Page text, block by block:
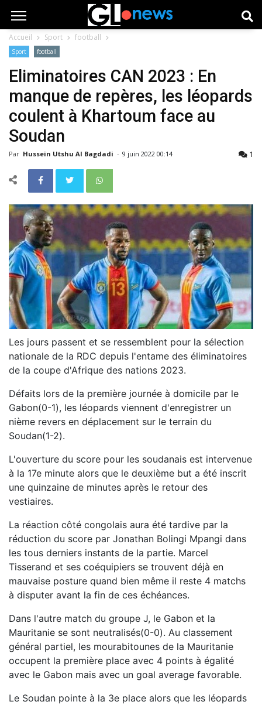
Accueil Sport football
Sport football
Eliminatoires CAN 2023 : En
manque de repères, les léopards
coulent à Khartoum face au
Soudan
Par Hussein Utshu Al Bagdadi - 9 juin 2022 00:14 1
Les jours passent et se ressemblent pour la sélection
nationale de la RDC depuis l'entame des éliminatoires
de la coupe d'Afrique des nations 2023.
Défaits lors de la première journée à domicile par le
Gabon(0-1), les léopards viennent d'enregistrer un
nième revers en déplacement sur le terrain du
Soudan(1-2).
L'ouverture du score pour les soudanais est intervenue
à la 17e minute alors que le deuxième but a été inscrit
une quinzaine de minutes après le retour des
vestiaires.
La réaction côté congolais aura été tardive par la
réduction du score par Jonathan Bolingi Mpangi dans
les tous derniers instants de la partie. Marcel
Tisserand et ses coéquipiers se trouvent déjà en
mauvaise posture quand bien même il reste 4 matchs
à disputer avant la fin de ces échéances.
Dans l'autre match du groupe J, le Gabon et la
Mauritanie se sont neutralisés(0-0). Au classement
général partiel, les mourabitounes de la Mauritanie
occupent la première place avec 4 points à égalité
avec le Gabon mais avec un goal average favorable.
Le Soudan pointe à la 3e place alors que les léopards